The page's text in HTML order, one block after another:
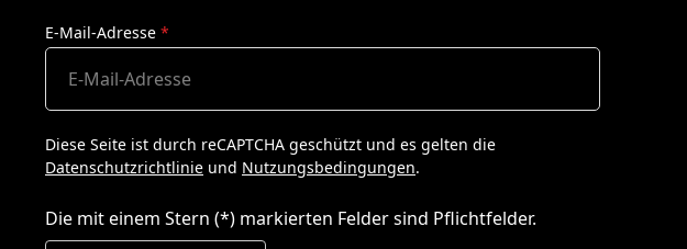
E-Mail-Adresse *
Diese Seite ist durch reCAPTCHA geschützt und es gelten die
Datenschutzrichtlinie und Nutzungsbedingungen.
Die mit einem Stern (*) markierten Felder sind Pflichtfelder.